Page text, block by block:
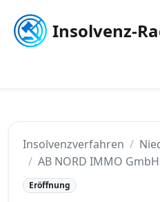
Insolvenz-
Insolvenzverfahren
AB NORD IMMO GmbH
Eröffnung